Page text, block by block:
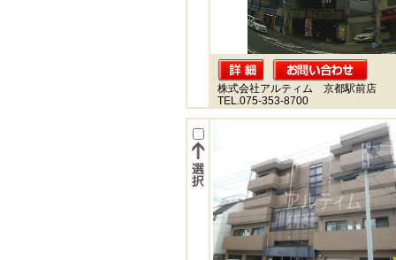
株式会社アルティム 京都駅前店
TEL.075-353-8700